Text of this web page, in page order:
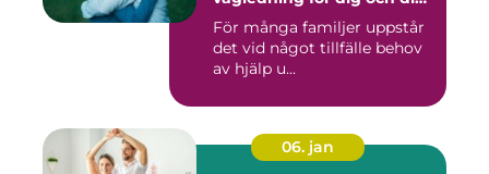
För många familjer uppstår
det vid något tillfälle behov
av hjälp u...
06. jan